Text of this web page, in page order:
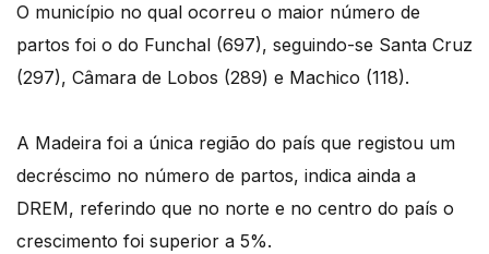
O município no qual ocorreu o maior número de
partos foi o do Funchal (697), seguindo-se Santa Cruz
(297), Câmara de Lobos (289) e Machico (118).
A Madeira foi a única região do país que registou um
decréscimo no número de partos, indica ainda a
DREM, referindo que no norte e no centro do país o
crescimento foi superior a 5%.